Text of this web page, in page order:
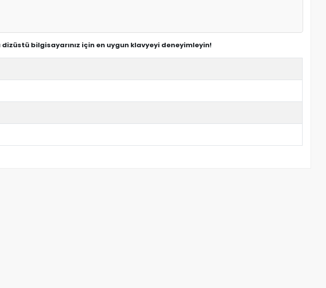
dizüstü bilgisayarınız için en uygun klavyeyi deneyimleyin!